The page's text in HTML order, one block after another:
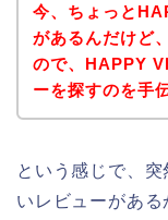
今、ちょっと
があるんだけど
ので、HAPPY
ーを探すのを手
という感じで、
いレビューがあ